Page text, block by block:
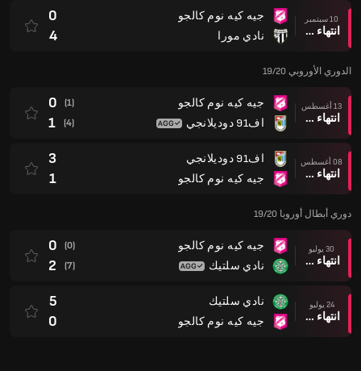
10 سبتمبر
انتهاء وقت المباراة
جيه كيه نوم كالجو
نادي مورا
0
4
الدوري الأوروبي 19/20
13 أغسطس
انتهاء وقت المباراة
جيه كيه نوم كالجو
اف91 دوديلانجي
(1)
0
(4)
1
08 أغسطس
انتهاء وقت المباراة
اف91 دوديلانجي
جيه كيه نوم كالجو
3
1
دوري أبطال أوروبا 19/20
30 يوليو
انتهاء وقت المباراة
جيه كيه نوم كالجو
نادي سلتيك
(0)
0
(7)
2
24 يوليو
انتهاء وقت المباراة
نادي سلتيك
جيه كيه نوم كالجو
5
0